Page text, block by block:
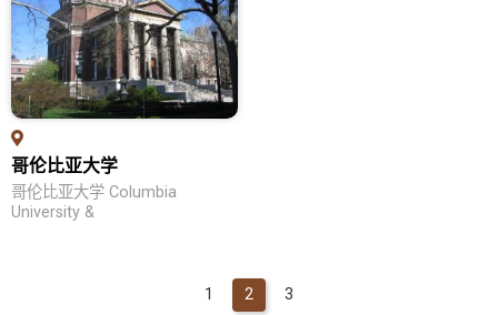
名校列表
教育优势
学位申请
留学生活
问答集
哥伦比亚大学
哥伦比亚大学 Columbia
University &
1 2 3